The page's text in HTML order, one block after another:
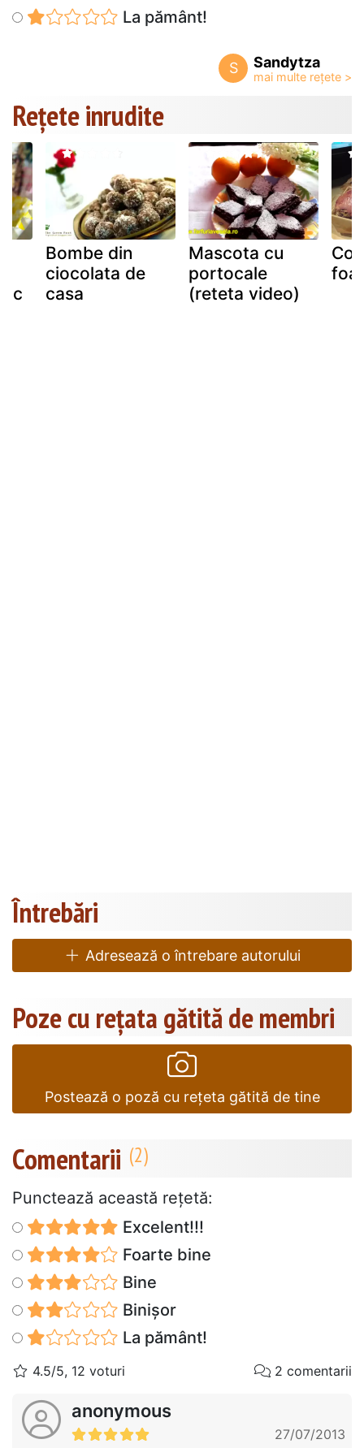
La pământ!
S Sandytza
Rețete inrudite
Bombe din
ciocolata de
casa
Mascota cu
portocale
(reteta video)
Întrebări
Adresează o întrebare autorului
Poze cu rețata gătită de membri
Postează o poză cu rețeta gătită de tine
Comentarii
Punctează această reţetă:
Excelent!!!
Foarte bine
Bine
Binișor
La pământ!
4.5/5, 12 voturi 2 comentarii
anonymous
27/07/2013